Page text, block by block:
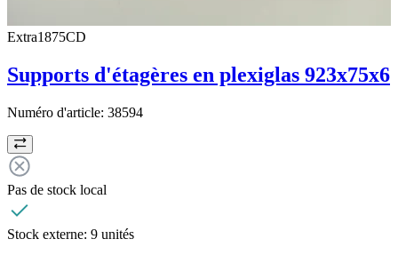
Extra1875CD
Supports d'étagères en plexiglas 923x75x6
Numéro d'article: 38594
Pas de stock local
Stock externe: 9 unités